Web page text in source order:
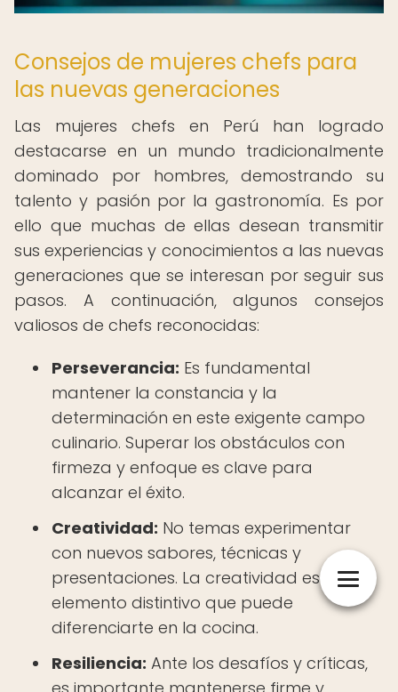
Consejos de mujeres chefs para
las nuevas generaciones
Las mujeres chefs en Perú han logrado
destacarse en un mundo tradicionalmente
dominado por hombres, demostrando su
talento y pasión por la gastronomía. Es por
ello que muchas de ellas desean transmitir
sus experiencias y conocimientos a las nuevas
generaciones que se interesan por seguir sus
pasos. A continuación, algunos consejos
valiosos de chefs reconocidas:
Perseverancia: Es fundamental
mantener la constancia y la
determinación en este exigente campo
culinario. Superar los obstáculos con
firmeza y enfoque es clave para
alcanzar el éxito.
Creatividad: No temas experimentar
con nuevos sabores, técnicas y
presentaciones. La creatividad es un
elemento distintivo que puede
diferenciarte en la cocina.
Resiliencia: Ante los desafíos y críticas,